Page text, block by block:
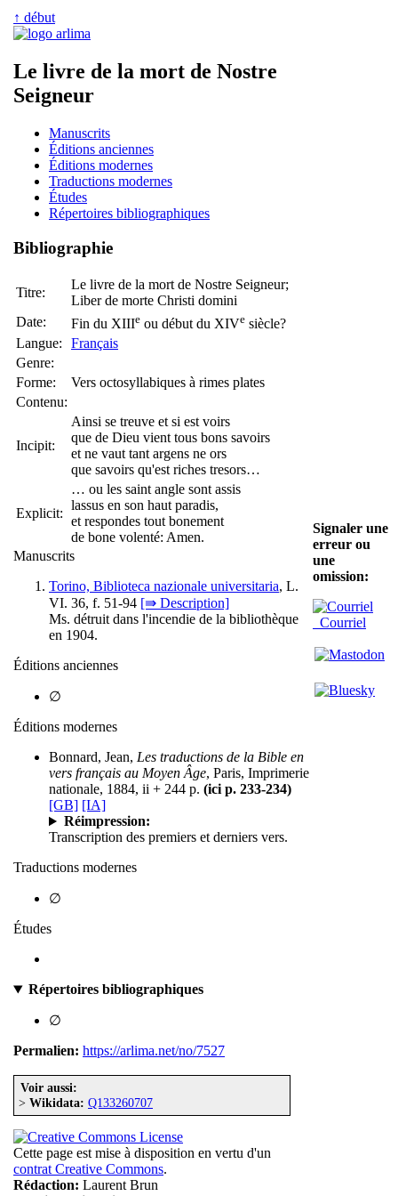
↑ début
Le livre de la mort de Nostre
Seigneur
Manuscrits
Éditions anciennes
Éditions modernes
Traductions modernes
Études
Répertoires bibliographiques
Bibliographie
Titre:
Le livre de la mort de Nostre Seigneur;
Liber de morte Christi domini
Date:
Fin du XIIIe ou début du XIVe siècle?
Langue:
Français
Genre:
Forme:
Vers octosyllabiques à rimes plates
Contenu:
Incipit:
Ainsi se treuve et si est voirs
que de Dieu vient tous bons savoirs
et ne vaut tant argens ne ors
que savoirs qu'est riches tresors…
Explicit:
… ou les saint angle sont assis
lassus en son haut paradis,
et respondes tout bonement
de bone volenté: Amen.
Manuscrits
Torino, Biblioteca nazionale universitaria, L.
VI. 36, f. 51-94 [⇛ Description]
Ms. détruit dans l'incendie de la bibliothèque
en 1904.
Éditions anciennes
∅
Éditions modernes
Bonnard, Jean, Les traductions de la Bible en
vers français au Moyen Âge, Paris, Imprimerie
nationale, 1884, ii + 244 p. (ici p. 233-234)
[GB] [IA]
Réimpression:
Transcription des premiers et derniers vers.
Traductions modernes
∅
Études
Répertoires bibliographiques
∅
Permalien: https://arlima.net/no/7527
Voir aussi:
> Wikidata: Q133260707
Cette page est mise à disposition en vertu d'un
contrat Creative Commons.
Rédaction: Laurent Brun
Signaler une
erreur ou
une
omission:
Courriel